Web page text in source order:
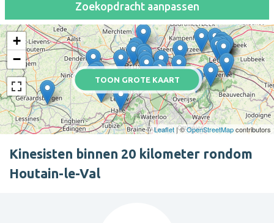
Zoekopdracht aanpassen
TOON GROTE KAART
+
−
Leaflet | ©OpenStreetMapcontributors
Kinesisten binnen 20 kilometer rondom
Houtain-le-Val